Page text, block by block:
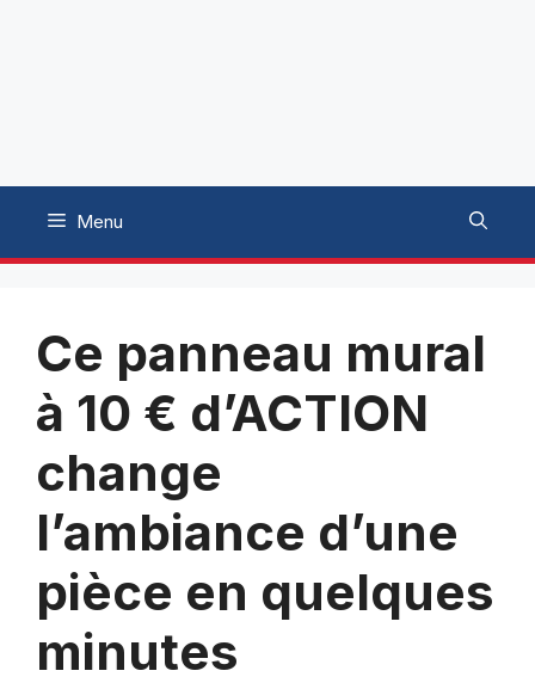
Menu
Ce panneau mural
à 10 € d’ACTION
change
l’ambiance d’une
pièce en quelques
minutes